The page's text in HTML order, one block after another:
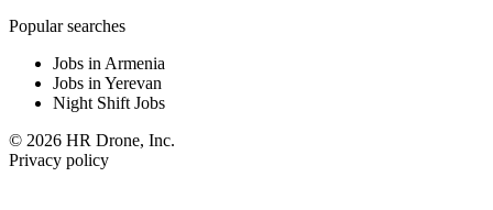
Popular searches
Jobs in Armenia
Jobs in Yerevan
Night Shift Jobs
© 2026 HR Drone, Inc.
Privacy policy